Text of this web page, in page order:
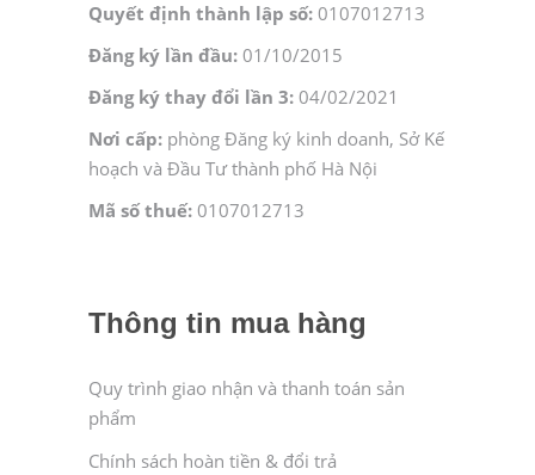
Quyết định thành lập số: 0107012713
Đăng ký lần đầu: 01/10/2015
Đăng ký thay đổi lần 3: 04/02/2021
Nơi cấp: phòng Đăng ký kinh doanh, Sở Kế
hoạch và Đầu Tư thành phố Hà Nội
Mã số thuế: 0107012713
Thông tin mua hàng
Quy trình giao nhận và thanh toán sản
phẩm
Chính sách hoàn tiền & đổi trả